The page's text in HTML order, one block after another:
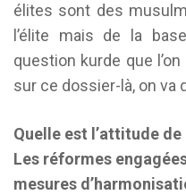
élites sont des
l’élite mais de la
question kurde que
sur ce dossier-là, on va
Quelle est l’attitude de
Les réformes
mesures